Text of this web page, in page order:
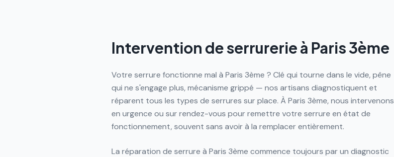
Intervention de serrurerie à Paris 3ème
Votre serrure fonctionne mal à Paris 3ème ? Clé qui tourne dans le vide, pêne
qui ne s'engage plus, mécanisme grippé — nos artisans diagnostiquent et
réparent tous les types de serrures sur place. À Paris 3ème, nous intervenons
en urgence ou sur rendez-vous pour remettre votre serrure en état de
fonctionnement, souvent sans avoir à la remplacer entièrement.
La réparation de serrure à Paris 3ème commence toujours par un diagnostic